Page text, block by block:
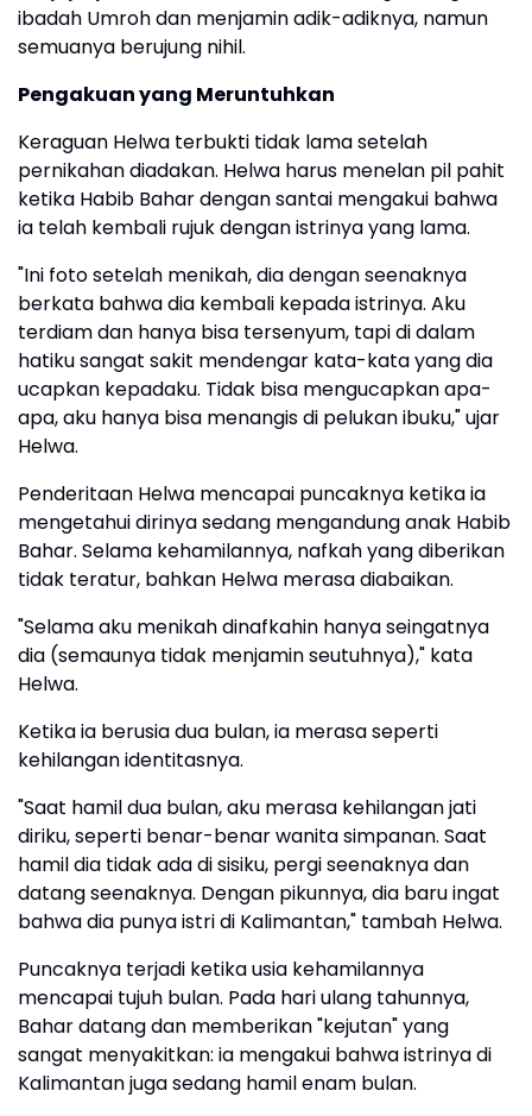
ibadah Umroh dan menjamin adik-adiknya, namun
semuanya berujung nihil.
Pengakuan yang Meruntuhkan
Keraguan Helwa terbukti tidak lama setelah
pernikahan diadakan. Helwa harus menelan pil pahit
ketika Habib Bahar dengan santai mengakui bahwa
ia telah kembali rujuk dengan istrinya yang lama.
"Ini foto setelah menikah, dia dengan seenaknya
berkata bahwa dia kembali kepada istrinya. Aku
terdiam dan hanya bisa tersenyum, tapi di dalam
hatiku sangat sakit mendengar kata-kata yang dia
ucapkan kepadaku. Tidak bisa mengucapkan apa-
apa, aku hanya bisa menangis di pelukan ibuku," ujar
Helwa.
Penderitaan Helwa mencapai puncaknya ketika ia
mengetahui dirinya sedang mengandung anak Habib
Bahar. Selama kehamilannya, nafkah yang diberikan
tidak teratur, bahkan Helwa merasa diabaikan.
"Selama aku menikah dinafkahin hanya seingatnya
dia (semaunya tidak menjamin seutuhnya)," kata
Helwa.
Ketika ia berusia dua bulan, ia merasa seperti
kehilangan identitasnya.
"Saat hamil dua bulan, aku merasa kehilangan jati
diriku, seperti benar-benar wanita simpanan. Saat
hamil dia tidak ada di sisiku, pergi seenaknya dan
datang seenaknya. Dengan pikunnya, dia baru ingat
bahwa dia punya istri di Kalimantan," tambah Helwa.
Puncaknya terjadi ketika usia kehamilannya
mencapai tujuh bulan. Pada hari ulang tahunnya,
Bahar datang dan memberikan "kejutan" yang
sangat menyakitkan: ia mengakui bahwa istrinya di
Kalimantan juga sedang hamil enam bulan.